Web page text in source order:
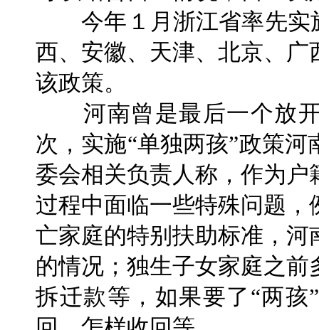
今年１月浙江省率先实
西、安徽、天津、北京、
该政策。
河南曾是最后一个放开
次，实施“单独两孩”政策
委会相关负责人称，作为
过程中面临一些特殊问题
亡家庭的特别扶助标准，
的情况；独生子女家庭之
拆迁款等，如果要了“两